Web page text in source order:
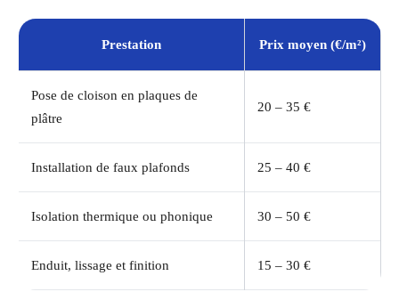
Prestation Prix moyen (€/m²)
Pose de cloison en plaques de
plâtre
20 – 35 €
Installation de faux plafonds 25 – 40 €
Isolation thermique ou phonique 30 – 50 €
Enduit, lissage et finition 15 – 30 €